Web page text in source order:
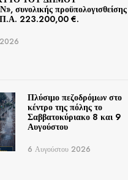
συνολικής προϋπολογισθείσης
223.200,00 €.
Πλύσιμο πεζοδρόμων στο
κέντρο της πόλης το
Σαββατοκύριακο 8 και 9
Αυγούστου
6 Αυγούστου 2026